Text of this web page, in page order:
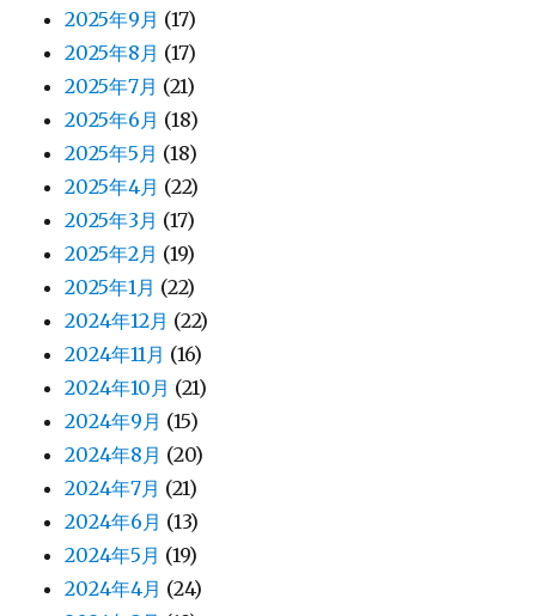
2025年9月 (17)
2025年8月 (17)
2025年7月 (21)
2025年6月 (18)
2025年5月 (18)
2025年4月 (22)
2025年3月 (17)
2025年2月 (19)
2025年1月 (22)
2024年12月 (22)
2024年11月 (16)
2024年10月 (21)
2024年9月 (15)
2024年8月 (20)
2024年7月 (21)
2024年6月 (13)
2024年5月 (19)
2024年4月 (24)